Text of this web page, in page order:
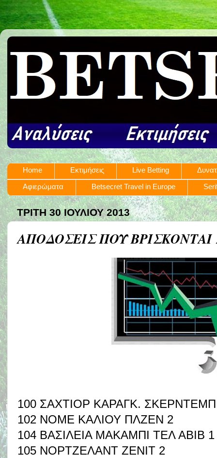
Home Εκτιμήσεις Live Betting
Αφιερώματα
Betsecret Travel in Europe
ΤΡΊΤΗ 30 ΙΟΥΛΊΟΥ 2013
ΑΠΟΔΟΣΕΙΣ ΠΟΥ
100 ΣΑΧΤΙΟΡ ΚΑΡΑΓΚ.
102 ΝΟΜΕ ΚΑΛΙΟΥ ΠΛΖΕΝ 2
104 ΒΑΣΙΛΕΙΑ ΜΑΚΑΜΠΙ ΤΕΛ ΑΒΙΒ 1
105 ΝΟΡΤΖΕΛΑΝΤ ΖΕΝΙΤ 2